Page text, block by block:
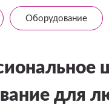
Оборудование
для